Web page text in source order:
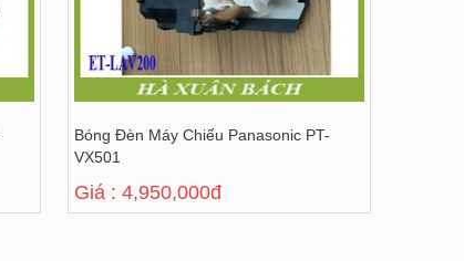
Bóng Đèn Máy Chiếu Panasonic PT-
VX501
Giá : 4,950,000đ